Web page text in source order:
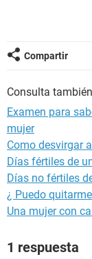
transmicin
Compartir
Consulta
Examen para
mujer
Como desvirgar
Días fértiles de
Días no fértiles
¿ Puedo
Una mujer con
1 respuesta